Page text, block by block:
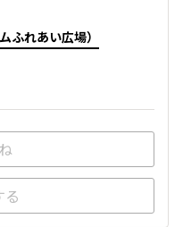
ふれあい広場）
る